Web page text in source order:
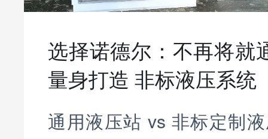
选择诺德尔：不再将就
量身打造 非标液压系统
通用液压站 vs 非标定制